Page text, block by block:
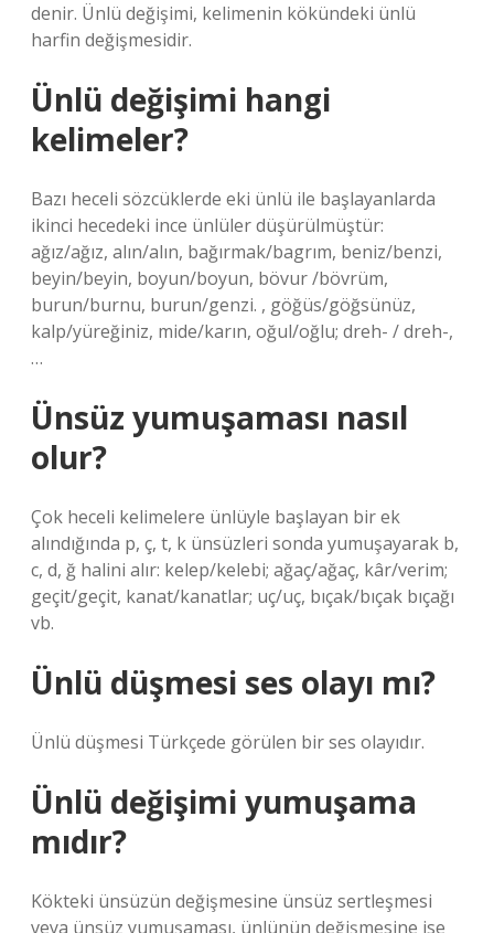
denir. Ünlü değişimi, kelimenin kökündeki ünlü
harfin değişmesidir.
Ünlü değişimi hangi
kelimeler?
Bazı heceli sözcüklerde eki ünlü ile başlayanlarda
ikinci hecedeki ince ünlüler düşürülmüştür:
ağız/ağız, alın/alın, bağırmak/bagrım, beniz/benzi,
beyin/beyin, boyun/boyun, bövur /bövrüm,
burun/burnu, burun/genzi. , göğüs/göğsünüz,
kalp/yüreğiniz, mide/karın, oğul/oğlu; dreh- / dreh-,
…
Ünsüz yumuşaması nasıl
olur?
Çok heceli kelimelere ünlüyle başlayan bir ek
alındığında p, ç, t, k ünsüzleri sonda yumuşayarak b,
c, d, ğ halini alır: kelep/kelebi; ağaç/ağaç, kâr/verim;
geçit/geçit, kanat/kanatlar; uç/uç, bıçak/bıçak bıçağı
vb.
Ünlü düşmesi ses olayı mı?
Ünlü düşmesi Türkçede görülen bir ses olayıdır.
Ünlü değişimi yumuşama
mıdır?
Kökteki ünsüzün değişmesine ünsüz sertleşmesi
veya ünsüz yumuşaması, ünlünün değişmesine ise